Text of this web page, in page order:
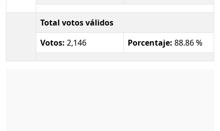
Total votos válidos
Votos: 2,146 Porcentaje: 88.86 %